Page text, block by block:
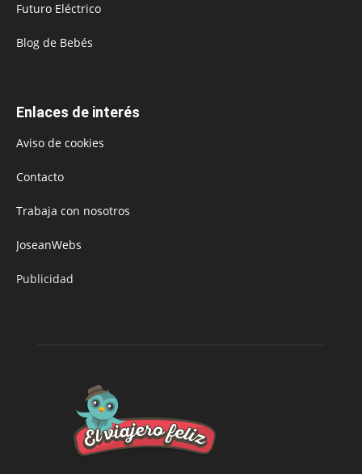
Futuro Eléctrico
Blog de Bebés
Enlaces de interés
Aviso de cookies
Contacto
Trabaja con nosotros
JoseanWebs
Publicidad